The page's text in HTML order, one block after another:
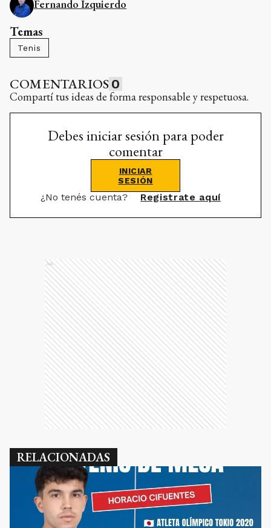
Fernando Izquierdo
Temas
Tenis
COMENTARIOS 0
Compartí tus ideas de forma responsable y respetuosa.
Debes iniciar sesión para poder
comentar
INICIAR
SESIÓN
¿No tenés cuenta? Registrate aquí
Ads
RELACIONADAS